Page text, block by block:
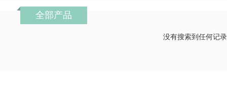
全部产品
没有搜索到任何记录